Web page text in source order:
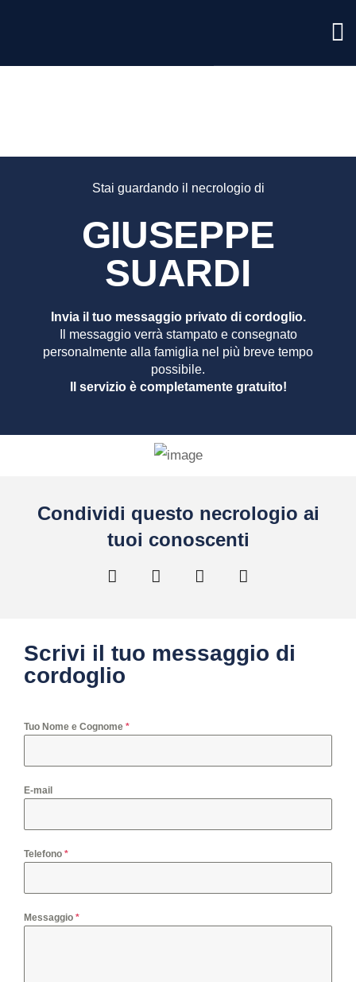
SUARDI
Stai guardando il necrologio di
GIUSEPPE
SUARDI
Invia il tuo messaggio privato di cordoglio.
Il messaggio verrà stampato e consegnato
personalmente alla famiglia nel più breve tempo
possibile.
Il servizio è completamente gratuito!
Condividi questo necrologio ai
tuoi conoscenti
Scrivi il tuo messaggio di
cordoglio
Tuo Nome e Cognome *
E-mail
Telefono *
Messaggio *